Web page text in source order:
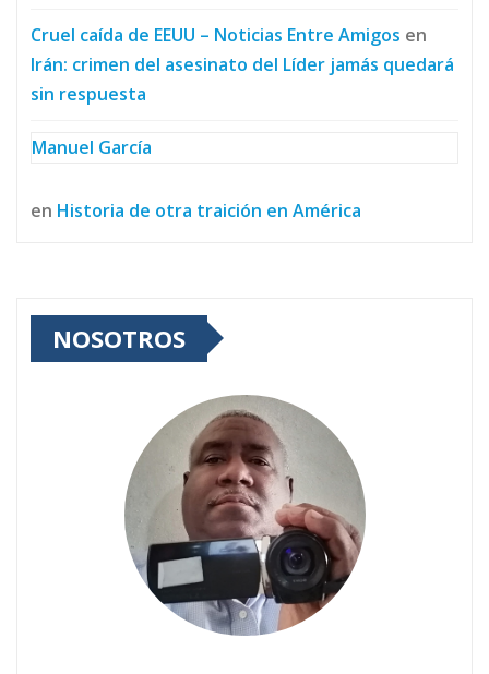
Cruel caída de EEUU – Noticias Entre Amigos en
Irán: crimen del asesinato del Líder jamás quedará
sin respuesta
Manuel García
en Historia de otra traición en América
NOSOTROS